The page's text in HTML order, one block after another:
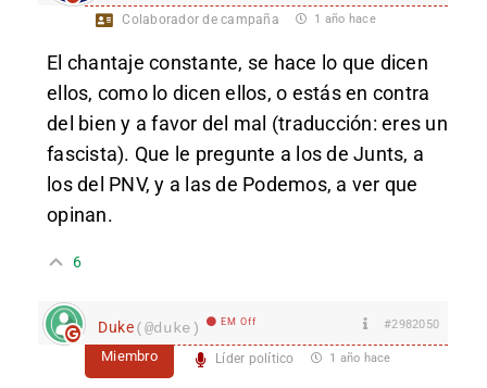
Colaborador de campaña 1 año hace
El chantaje constante, se hace lo que dicen
ellos, como lo dicen ellos, o estás en contra
del bien y a favor del mal (traducción: eres un
fascista). Que le pregunte a los de Junts, a
los del PNV, y a las de Podemos, a ver que
opinan.
6
Duke(@duke) EM Off #2982050
Miembro Líder político 1 año hace